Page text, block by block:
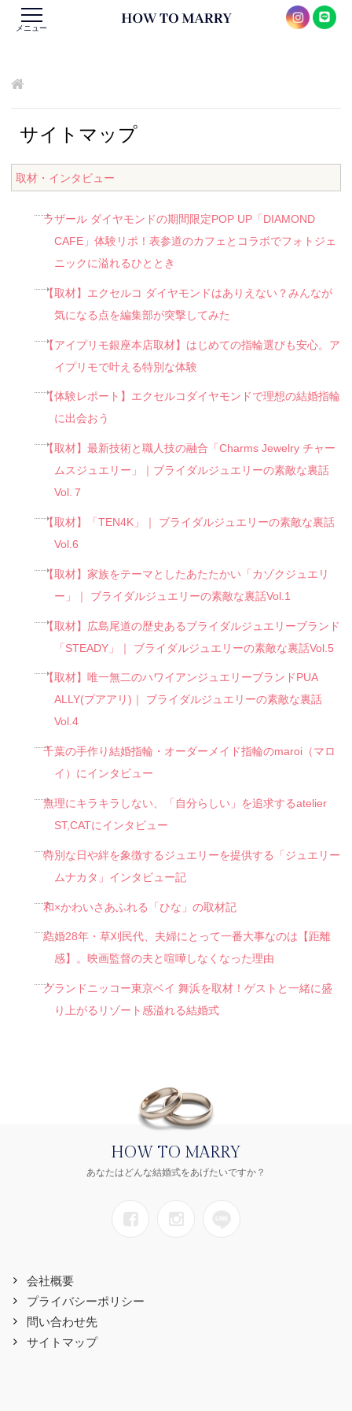
メニュー
サイトマップ
取材・インタビュー
ラザール ダイヤモンドの期間限定POP UP「DIAMOND
CAFE」体験リポ！表参道のカフェとコラボでフォトジェ
ニックに溢れるひととき
【取材】エクセルコ ダイヤモンドはありえない？みんなが
気になる点を編集部が突撃してみた
【アイプリモ銀座本店取材】はじめての指輪選びも安心。ア
イプリモで叶える特別な体験
【体験レポート】エクセルコダイヤモンドで理想の結婚指輪
に出会おう
【取材】最新技術と職人技の融合「Charms Jewelry チャー
ムスジュエリー」｜ブライダルジュエリーの素敵な裏話
Vol.７
【取材】「TEN4K」｜ ブライダルジュエリーの素敵な裏話
Vol.6
【取材】家族をテーマとしたあたたかい「カゾクジュエリ
ー」｜ ブライダルジュエリーの素敵な裏話Vol.1
【取材】広島尾道の歴史あるブライダルジュエリーブランド
「STEADY」｜ ブライダルジュエリーの素敵な裏話Vol.5
【取材】唯一無二のハワイアンジュエリーブランドPUA
ALLY(プアアリ)｜ ブライダルジュエリーの素敵な裏話
Vol.4
千葉の手作り結婚指輪・オーダーメイド指輪のmaroi（マロ
イ）にインタビュー
無理にキラキラしない、「自分らしい」を追求するatelier
ST,CATにインタビュー
特別な日や絆を象徴するジュエリーを提供する「ジュエリー
ムナカタ」インタビュー記
和×かわいさあふれる「ひな」の取材記
結婚28年・草刈民代、夫婦にとって一番大事なのは【距離
感】。映画監督の夫と喧嘩しなくなった理由
グランドニッコー東京ベイ 舞浜を取材！ゲストと一緒に盛
り上がるリゾート感溢れる結婚式
HOW TO MARRY
あなたはどんな結婚式をあげたいですか？
会社概要
プライバシーポリシー
問い合わせ先
サイトマップ